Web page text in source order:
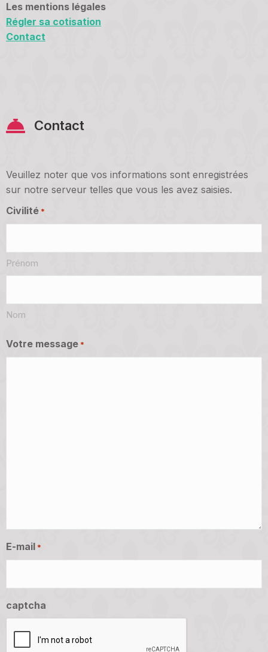
Les mentions légales
Régler sa cotisation
Contact
Contact
Veuillez noter que vos informations sont enregistrées
sur notre serveur telles que vous les avez saisies.
Civilité *
Prénom
Nom
Votre message *
E-mail *
captcha